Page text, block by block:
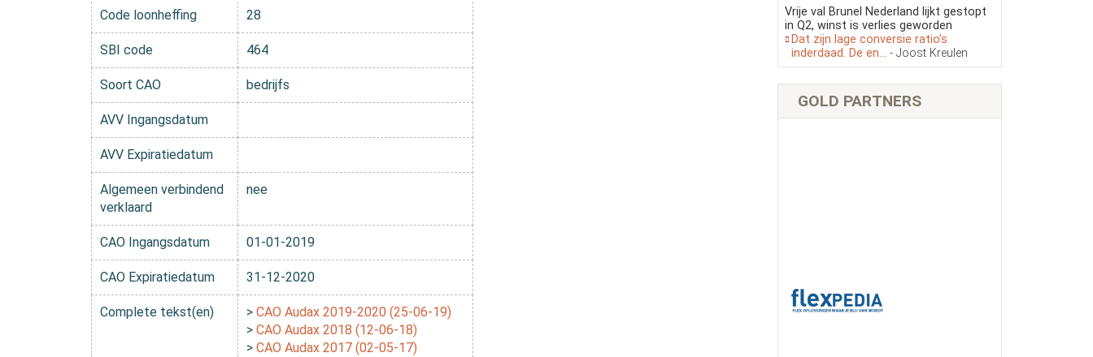
Code loonheffing 28
SBI code 464
Soort CAO bedrijfs
AVV Ingangsdatum
AVV Expiratiedatum
Algemeen verbindend
verklaard
nee
CAO Ingangsdatum 01-01-2019
CAO Expiratiedatum 31-12-2020
Complete tekst(en) > CAO Audax 2019-2020 (25-06-19)
> CAO Audax 2018 (12-06-18)
> CAO Audax 2017 (02-05-17)
Vrije val Brunel Nederland lijkt gestopt
in Q2, winst is verlies geworden
Dat zijn lage conversie ratio’s
inderdaad. De en... - Joost Kreulen
GOLD PARTNERS